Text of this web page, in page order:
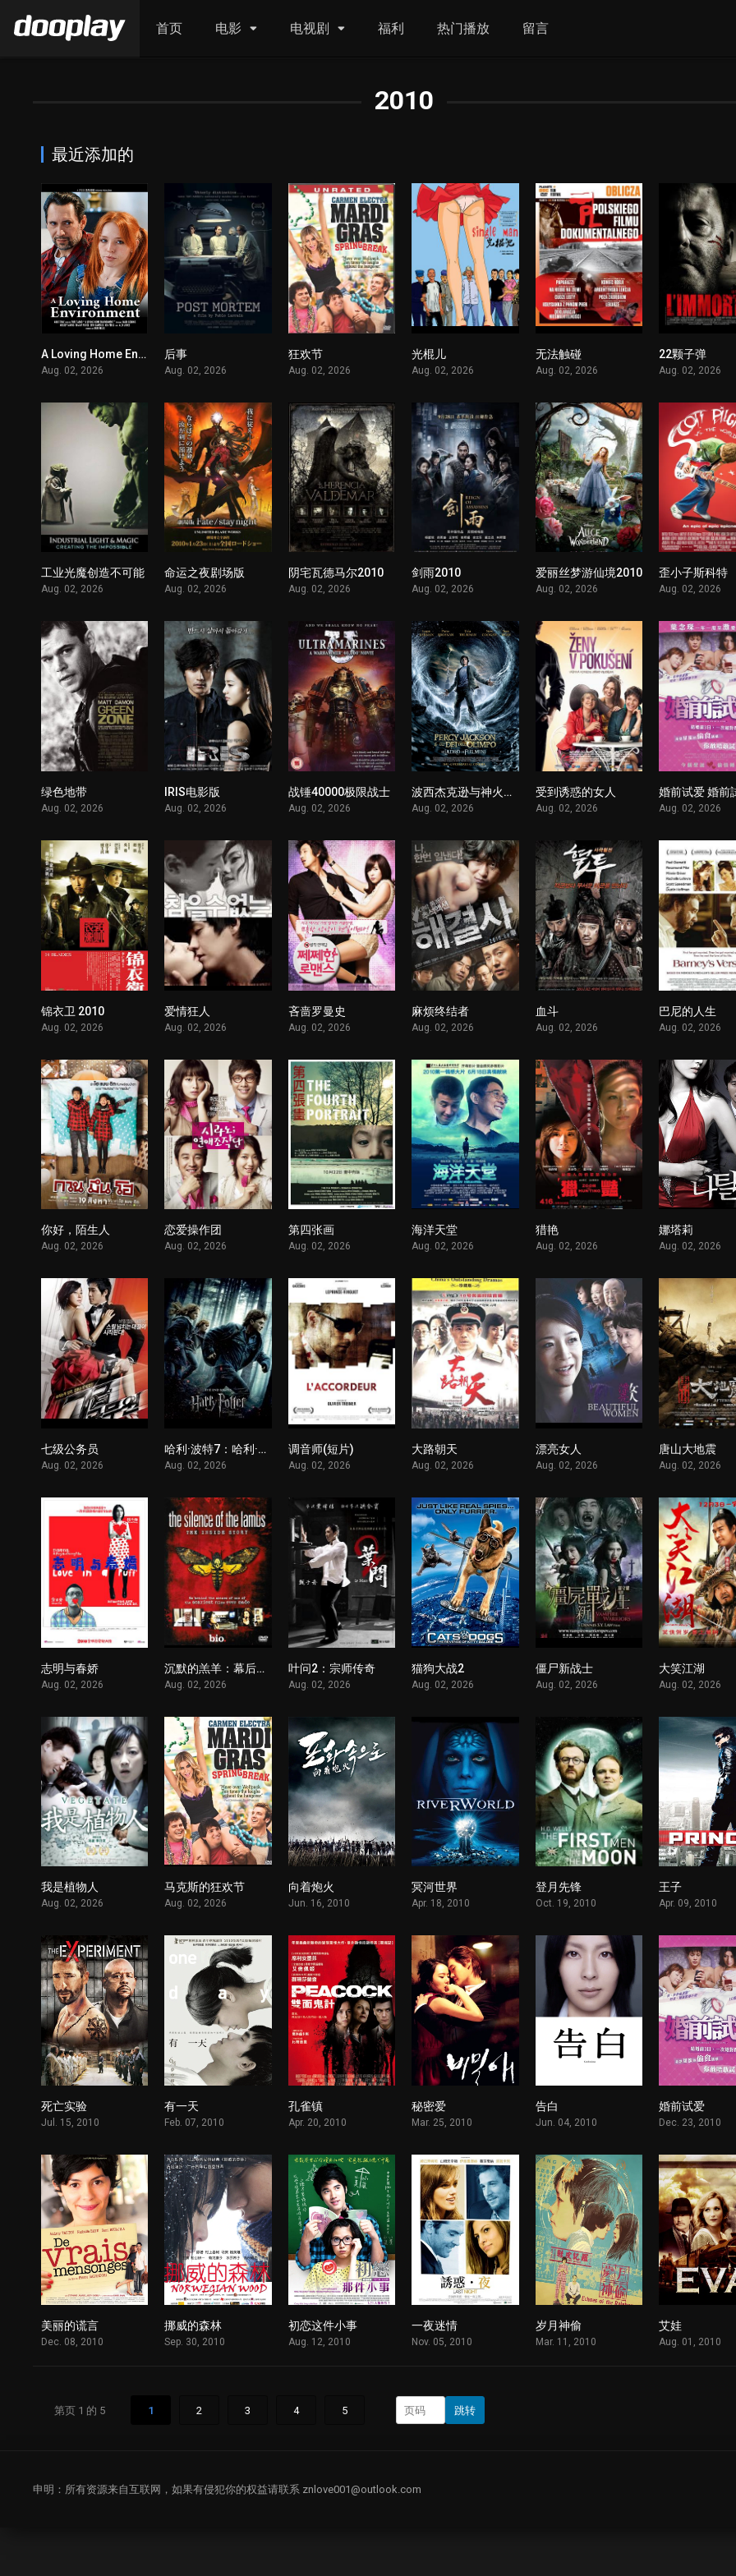
首页 电影 电视剧 福利 热门播放 留言
2010
最近添加的
1A Loving Home Environment
Aug. 02, 2026
后事
Aug. 02, 2026
狂欢节
Aug. 02, 2026
光棍儿
Aug. 02, 2026
无法触碰
Aug. 02, 2026
22颗子弹
Aug. 02, 2026
1
工业光魔创造不可能
Aug. 02, 2026
命运之夜剧场版
Aug. 02, 2026
1
阴宅瓦德马尔2010
Aug. 02, 2026
剑雨2010
Aug. 02, 2026
1
爱丽丝梦游仙境2010
Aug. 02, 2026
歪小子斯科特
Aug. 02, 2026
绿色地带
Aug. 02, 2026
IRIS电影版
Aug. 02, 2026
1
战锤40000极限战士
Aug. 02, 2026
1
波西杰克逊与神火之盗
Aug. 02, 2026
受到诱惑的女人
Aug. 02, 2026
婚前试爱 婚前
Aug. 02, 2026
锦衣卫 2010
Aug. 02, 2026
爱情狂人
Aug. 02, 2026
吝啬罗曼史
Aug. 02, 2026
麻烦终结者
Aug. 02, 2026
血斗
Aug. 02, 2026
巴尼的人生
Aug. 02, 2026
你好，陌生人
Aug. 02, 2026
恋爱操作团
Aug. 02, 2026
第四张画
Aug. 02, 2026
海洋天堂
Aug. 02, 2026
猎艳
Aug. 02, 2026
娜塔莉
Aug. 02, 2026
七级公务员
Aug. 02, 2026
1
哈利·波特7：哈利·波特与死亡圣器(上)
Aug. 02, 2026
调音师(短片)
Aug. 02, 2026
大路朝天
Aug. 02, 2026
漂亮女人
Aug. 02, 2026
唐山大地震
Aug. 02, 2026
志明与春娇
Aug. 02, 2026
1
沉默的羔羊：幕后故事
Aug. 02, 2026
叶问2：宗师传奇
Aug. 02, 2026
猫狗大战2
Aug. 02, 2026
僵尸新战士
Aug. 02, 2026
大笑江湖
Aug. 02, 2026
我是植物人
Aug. 02, 2026
马克斯的狂欢节
Aug. 02, 2026
向着炮火
Jun. 16, 2010
冥河世界
Apr. 18, 2010
登月先锋
Oct. 19, 2010
王子
Apr. 09, 2010
死亡实验
Jul. 15, 2010
有一天
Feb. 07, 2010
孔雀镇
Apr. 20, 2010
秘密爱
Mar. 25, 2010
告白
Jun. 04, 2010
婚前试爱
Dec. 23, 2010
美丽的谎言
Dec. 08, 2010
挪威的森林
Sep. 30, 2010
初恋这件小事
Aug. 12, 2010
一夜迷情
Nov. 05, 2010
岁月神偷
Mar. 11, 2010
艾娃
Aug. 01, 2010
第页 1 的 5 1 2 3 4 5 跳转
申明：所有资源来自互联网，如果有侵犯你的权益请联系 znlove001@outlook.com